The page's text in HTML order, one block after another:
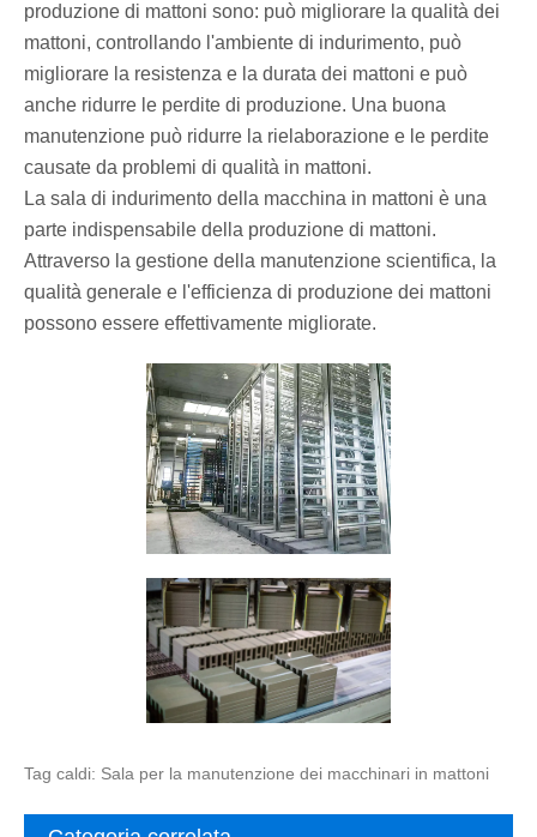
produzione di mattoni sono: può migliorare la qualità dei
mattoni, controllando l'ambiente di indurimento, può
migliorare la resistenza e la durata dei mattoni e può
anche ridurre le perdite di produzione. Una buona
manutenzione può ridurre la rielaborazione e le perdite
causate da problemi di qualità in mattoni.
La sala di indurimento della macchina in mattoni è una
parte indispensabile della produzione di mattoni.
Attraverso la gestione della manutenzione scientifica, la
qualità generale e l'efficienza di produzione dei mattoni
possono essere effettivamente migliorate.
Tag caldi: Sala per la manutenzione dei macchinari in mattoni